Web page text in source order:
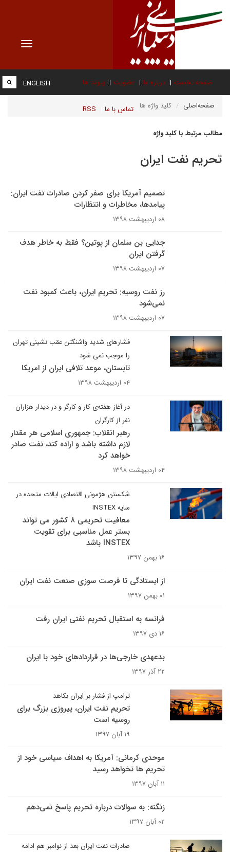
Toggle
صفحه نخست درباره ما عضویت پیوند ها
تماس با ما RSS
ENGLISH
صفحه‌اصلی کلید واژه ها
مطالب مرتبط با کلید واژه
تحریم نفت ایران
تصمیم آمریکا برای صفر کردن صادرات نفت ایران:
پیامدها،‌ مخاطرات و انتظارات
۰۸ اردیبهشت ۱۳۹۸
جدایی بن سلمان از پوتین؟ فقط به خاطر هدف
گرفتن ایران
۰۷ اردیبهشت ۱۳۹۸
رز نفت روسیه: تحریم ایران، باعث کمبود نفت
نمی‌شود
۰۷ اردیبهشت ۱۳۹۸
فشارهای شدید واشنگتن عقب نشینی تهران
را موجب نمی شود
تابستان، موعد تلافی ایران از امریکا
۰۴ اردیبهشت ۱۳۹۸
در آغاز هفته‌ی کار و کارگر و در دیدار هزاران
نفر از کارگران
رهبر انقلاب: جمهوری اسلامی هر مقدار
لازم داشته باشد و اراده کند، نفت صادر
خواهد کرد
۰۴ اردیبهشت ۱۳۹۸
شکستن هژمونی اقتصادی ایالات متحده در
سایه INSTEX
معافیت تحریمی ۸ کشور می تواند
بستر عمل مناسبی برای تقویت
INSTEX باشد
۱۶ بهمن ۱۳۹۷
از ایستادگی تا فرصت سوزی صنعت نفت ایران
۰۱ بهمن ۱۳۹۷
فرانسه به استقبال تحریم نفتی ایران رفت
۱۶ دی ۱۳۹۷
بدعهدی خارجی‌ها در قراردادهای خود با ایران
۲۲ آذر ۱۳۹۷
ترامپ از فشار بر ایران بکاهد
تحریم نفت ایران، پیروزی بزرگ برای
روسیه است
۱۹ آبان ۱۳۹۷
موحدی کرمانی: آمریکا به اهداف سیاسی خود از
تحریم ها نخواهد رسید
۱۱ آبان ۱۳۹۷
زنگنه: به سوالات درباره تحریم پاسخ نمی‌دهم
۰۲ آبان ۱۳۹۷
صادرات نفت ایران بعد از نوامبر هم ادامه